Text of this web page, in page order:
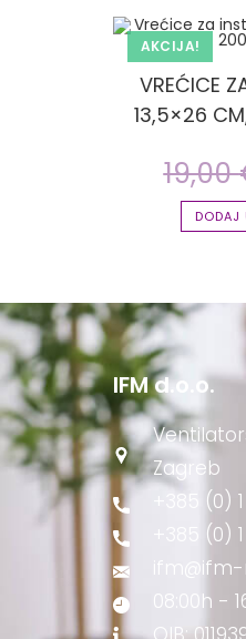
AKCIJA!
VREĆICE
13,5×26
19,00
DODAJ
IFM d.o.o.
Zagreb
+385 (0)
+385 (0)
08:00h -